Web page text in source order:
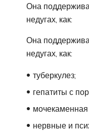
Она
недугах, как:
Она
недугах, как:
туберкулез;
гепатиты с
мочекаменная
нервные и